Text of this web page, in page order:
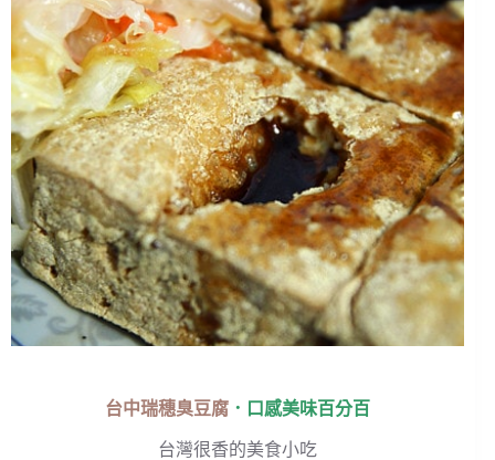
台中瑞穗臭豆腐 ．口感美味百分百
台灣很香的美食小吃